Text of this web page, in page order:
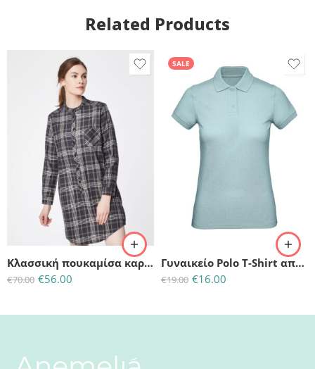
Related Products
Κλασσική πουκαμίσα καρό από οργανικό βαμβάκι – Classic Organic Cotton shirt
€70.00 €56.00
(L)-UK:14-EU:42
(M)-UK:12-EU:40
SALE
Γυναικείο Polo T-Shirt από 100% Οργανικό Βαμβάκι-Mint
€19.00 €16.00
L
S